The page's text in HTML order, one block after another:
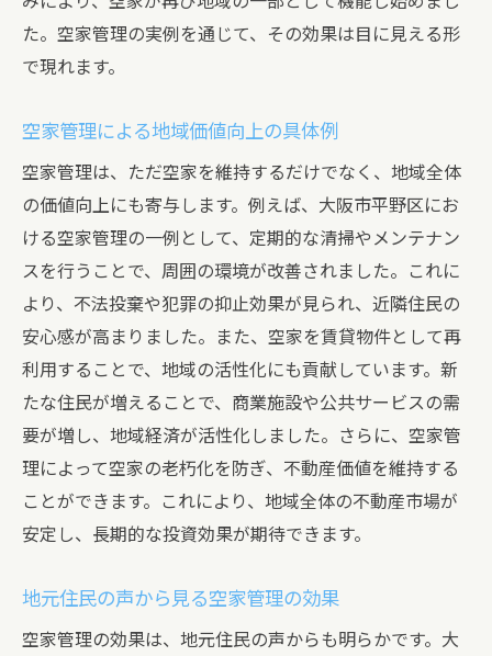
た。空家管理の実例を通じて、その効果は目に見える形
で現れます。
空家管理による地域価値向上の具体例
空家管理は、ただ空家を維持するだけでなく、地域全体
の価値向上にも寄与します。例えば、大阪市平野区にお
ける空家管理の一例として、定期的な清掃やメンテナン
スを行うことで、周囲の環境が改善されました。これに
より、不法投棄や犯罪の抑止効果が見られ、近隣住民の
安心感が高まりました。また、空家を賃貸物件として再
利用することで、地域の活性化にも貢献しています。新
たな住民が増えることで、商業施設や公共サービスの需
要が増し、地域経済が活性化しました。さらに、空家管
理によって空家の老朽化を防ぎ、不動産価値を維持する
ことができます。これにより、地域全体の不動産市場が
安定し、長期的な投資効果が期待できます。
地元住民の声から見る空家管理の効果
空家管理の効果は、地元住民の声からも明らかです。大